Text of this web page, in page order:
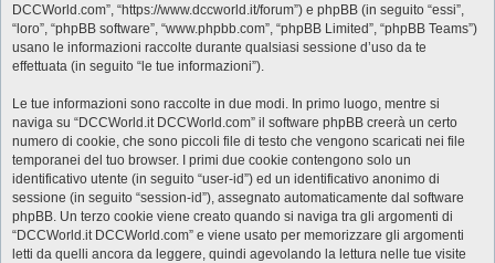
DCCWorld.com”, “https://www.dccworld.it/forum”) e phpBB (in seguito “essi”,
“loro”, “phpBB software”, “www.phpbb.com”, “phpBB Limited”, “phpBB Teams”)
usano le informazioni raccolte durante qualsiasi sessione d’uso da te
effettuata (in seguito “le tue informazioni”).
Le tue informazioni sono raccolte in due modi. In primo luogo, mentre si
naviga su “DCCWorld.it DCCWorld.com” il software phpBB creerà un certo
numero di cookie, che sono piccoli file di testo che vengono scaricati nei file
temporanei del tuo browser. I primi due cookie contengono solo un
identificativo utente (in seguito “user-id”) ed un identificativo anonimo di
sessione (in seguito “session-id”), assegnato automaticamente dal software
phpBB. Un terzo cookie viene creato quando si naviga tra gli argomenti di
“DCCWorld.it DCCWorld.com” e viene usato per memorizzare gli argomenti
letti da quelli ancora da leggere, quindi agevolando la lettura nelle tue visite